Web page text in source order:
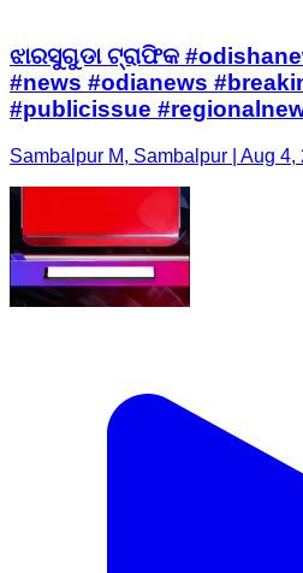
ଝାରସୁଗୁଡା ଟ୍ରାଫିକ
#news #odianews
#publicissue
Sambalpur M, Sambalpur | Aug 4,